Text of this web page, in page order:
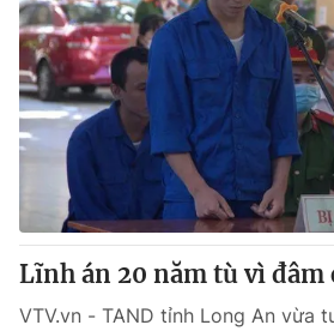
® Cấm sao chép dưới mọi hình thức
thuận bằng văn bản. Ghi rõ nguồn
thông tin từ website này.
Lĩnh án 20 năm tù vì đâm
VTV.vn - TAND tỉnh Long An vừa